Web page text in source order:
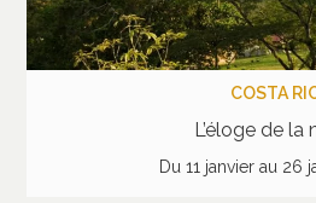
COSTA
L’éloge de la
Du 11 janvier au 26